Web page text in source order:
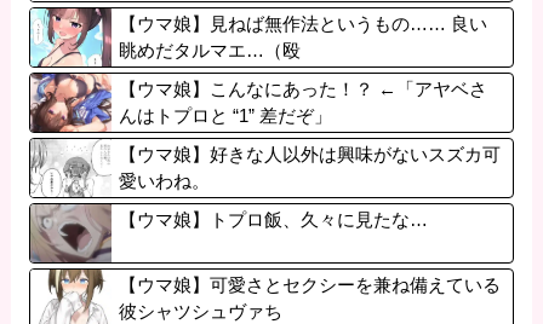
性サポカを編成していた意味…
【ウマ娘】見ねば無作法というもの…… 良い
眺めだタルマエ…（殴
【ウマ娘】こんなにあった！？ ←「アヤベさ
んはトプロと “1” 差だぞ」
【ウマ娘】好きな人以外は興味がないスズカ可
愛いわね。
【ウマ娘】トプロ飯、久々に見たな…
【ウマ娘】可愛さとセクシーを兼ね備えている
彼シャツシュヴァち